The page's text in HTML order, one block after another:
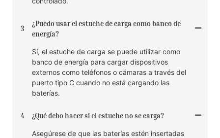
3
¿Puedo usar el estuche de carga como banco de
energía?
Sí, el estuche de carga se puede utilizar como
banco de energía para cargar dispositivos
externos como teléfonos o cámaras a través del
puerto tipo C cuando no está cargando las
baterías.
4 ¿Qué debo hacer si el estuche no se carga?
Asegúrese de que las baterías estén insertadas